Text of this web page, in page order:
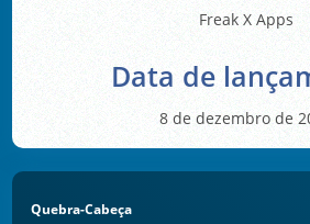
Freak X Apps
Data de
8 de dezembro de
Quebra-Cabeça